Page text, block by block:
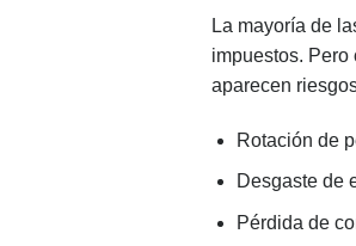
La mayoría de
impuestos.
aparecen
Rotación de
Desgaste de
Pérdida de